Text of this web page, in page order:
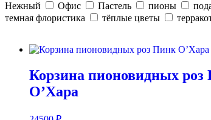
Нежный
Офис Пастель пионы
темная флористика
тёплые цветы
Корзина пионовидных роз
О’Хара